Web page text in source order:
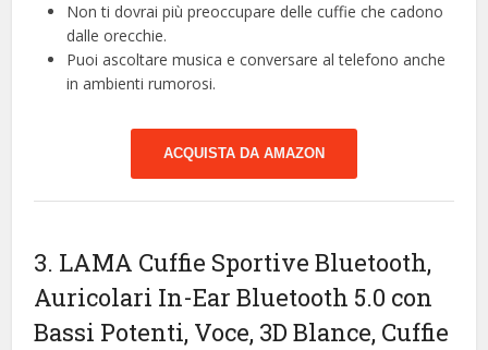
Non ti dovrai più preoccupare delle cuffie che cadono
dalle orecchie.
Puoi ascoltare musica e conversare al telefono anche
in ambienti rumorosi.
ACQUISTA DA AMAZON
3. LAMA Cuffie Sportive Bluetooth,
Auricolari In-Ear Bluetooth 5.0 con
Bassi Potenti, Voce, 3D Blance, Cuffie